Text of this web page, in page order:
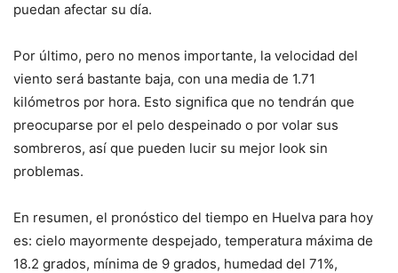
puedan afectar su día.
Por último, pero no menos importante, la velocidad del
viento será bastante baja, con una media de 1.71
kilómetros por hora. Esto significa que no tendrán que
preocuparse por el pelo despeinado o por volar sus
sombreros, así que pueden lucir su mejor look sin
problemas.
En resumen, el pronóstico del tiempo en Huelva para hoy
es: cielo mayormente despejado, temperatura máxima de
18.2 grados, mínima de 9 grados, humedad del 71%,